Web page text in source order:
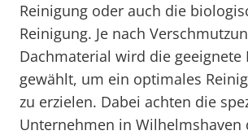
Reinigung oder auch die
Reinigung. Je nach
Dachmaterial wird die geeignete
gewählt, um ein optimales
zu erzielen. Dabei achten die
Unternehmen in Wilhelmshaven